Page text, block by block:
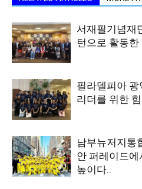
서재필기념재
턴으로 활동
필라델피아 광
리더를 위한
남부뉴저지통
안 퍼레이드
높이다..